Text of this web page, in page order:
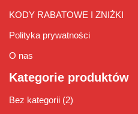
KODY RABATOWE I ZNIŻKI
Polityka prywatności
O nas
Kategorie produktów
Bez kategorii (2)